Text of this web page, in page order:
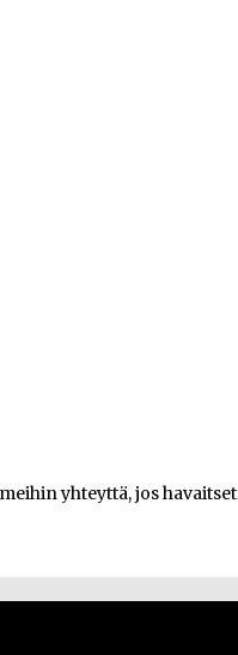
yhteyttä, jos havaitset